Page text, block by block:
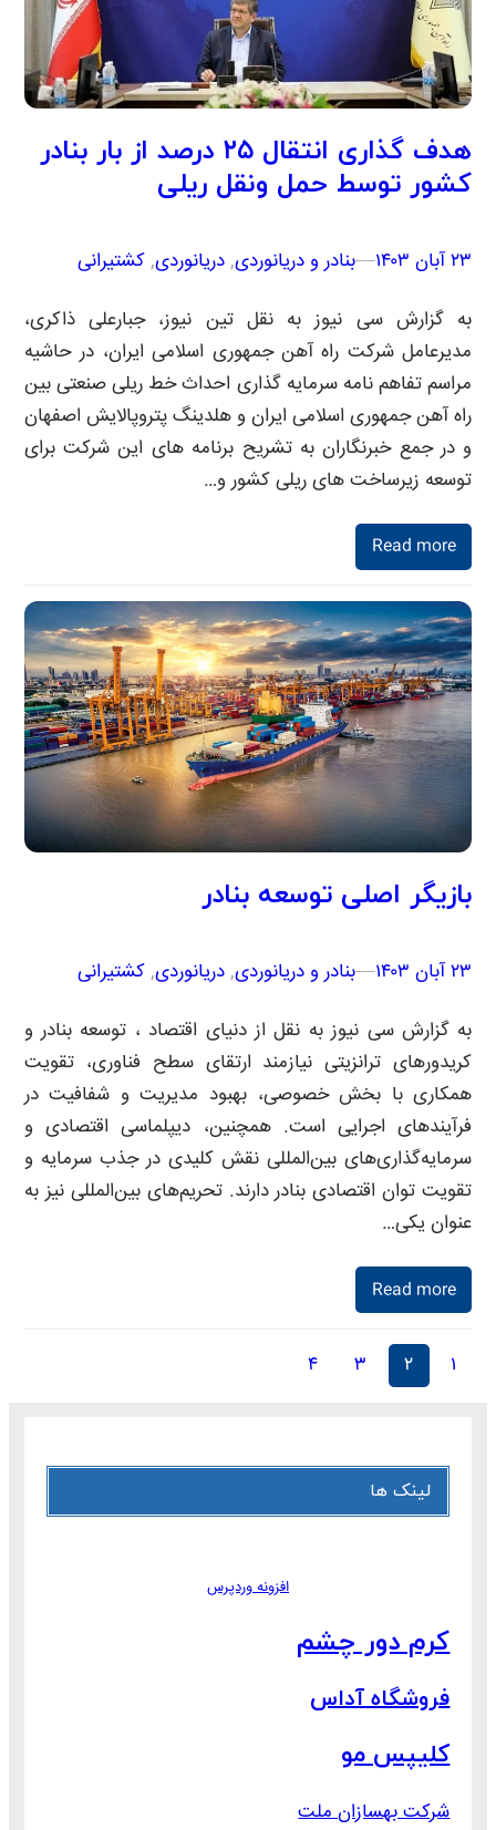
هدف‌ گذاری انتقال ۲۵ درصد از بار بنادر
کشور توسط حمل‌ ونقل ریلی
۲۳ آبان ۱۴۰۳ –
–بنادر و دریانوردی, دریانوردی, کشتیرانی
به گزارش سی نیوز به نقل تین نیوز، جبارعلی ذاکری،
مدیرعامل شرکت راه آهن جمهوری اسلامی ایران، در حاشیه
مراسم تفاهم نامه سرمایه گذاری احداث خط ریلی صنعتی بین
راه آهن جمهوری اسلامی ایران و هلدینگ پتروپالایش اصفهان
و در جمع خبرنگاران به تشریح برنامه های این شرکت برای
توسعه زیرساخت های ریلی کشور و…
Read more
بازیگر اصلی توسعه بنادر
۲۳ آبان ۱۴۰۳ –
–بنادر و دریانوردی, دریانوردی, کشتیرانی
به گزارش سی نیوز به نقل از دنیای اقتصاد ، توسعه بنادر و
کریدورهای ترانزیتی نیازمند ارتقای سطح فناوری، تقویت
همکاری با بخش خصوصی، بهبود مدیریت و شفافیت در
فرآیندهای اجرایی است. همچنین، دیپلماسی اقتصادی و
سرمایه‌گذاری‌‌‌های بین‌المللی نقش کلیدی در جذب سرمایه و
تقویت توان اقتصادی بنادر دارند. تحریم‌‌‌های بین‌المللی نیز به
عنوان یکی…
Read more
۱ ۲ ۳ ۴
لینک ها
افزونه وردپرس
کرم دور چشم
فروشگاه آداس
کلیپس مو
شرکت بهسازان ملت